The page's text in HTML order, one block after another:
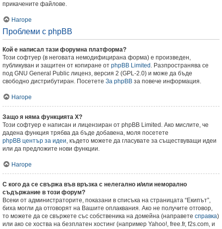
прикачените файлове.
Нагоре
Проблеми с phpBB
Кой е написал тази форумна платформа?
Този софтуер (в неговата немодифицирана форма) е произведен,
публикуван и защитен от копиране от phpBB Limited . Разпространява се
под GNU General Public лиценз, версия 2 (GPL-2.0) и може да бъде
свободно дистрибутиран. Посетете За phpBB за повече информация.
Нагоре
Защо я няма функцията X?
Този софтуер е написан и лицензиран от phpBB Limited. Ако мислите, че
дадена функция трябва да бъде добавена, моля посетете
phpBB център за идеи, където можете да гласувате за съществуващи идеи
или да предложите нови функции.
Нагоре
С кого да се свържа във връзка с нелегално и/или неморално
съдържание в този форум?
Всеки от администраторите, показани в списъка на страницата “Екипът”,
биха могли да отговорят на Вашите оплаквания. Ако не получите отговор,
то можете да се свържете със собственика на домейна (направете справка)
или ако се хоства на безплатен хостинг (например Yahoo!, free.fr, f2s.com, и